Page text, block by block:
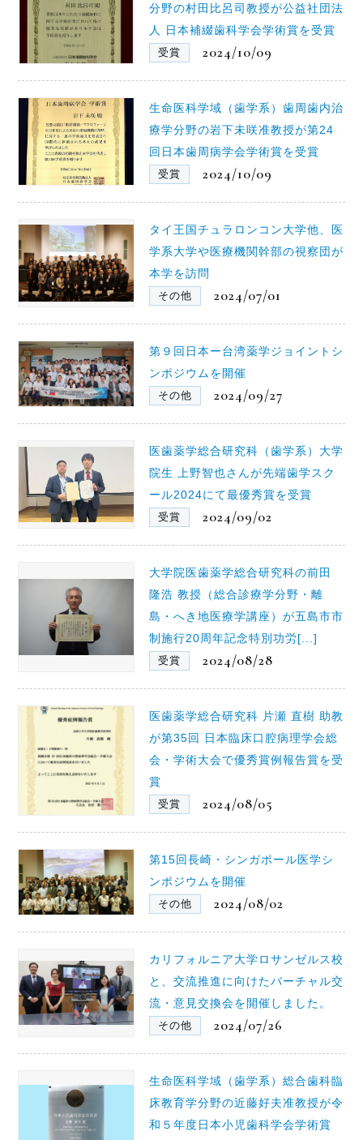
分野の村田比呂司教授が公益社団法
人 日本補綴歯科学会学術賞を受賞
受賞
2024/10/09
生命医科学域（歯学系）歯周歯内治
療学分野の岩下未咲准教授が第24
回日本歯周病学会学術賞を受賞
受賞
2024/10/09
タイ王国チュラロンコン大学他、医
学系大学や医療機関幹部の視察団が
本学を訪問
その他
2024/07/01
第９回日本ー台湾薬学ジョイントシ
ンポジウムを開催
その他
2024/09/27
医歯薬学総合研究科（歯学系）大学
院生 上野智也さんが先端歯学スク
ール2024にて最優秀賞を受賞
受賞
2024/09/02
大学院医歯薬学総合研究科の前田
隆浩 教授（総合診療学分野・離
島・へき地医療学講座）が五島市市
制施行20周年記念特別功労[...]
受賞
2024/08/28
医歯薬学総合研究科 片瀬 直樹 助教
が第35回 日本臨床口腔病理学会総
会・学術大会で優秀賞例報告賞を受
賞
受賞
2024/08/05
第15回長崎・シンガポール医学シ
ンポジウムを開催
その他
2024/08/02
カリフォルニア大学ロサンゼルス校
と、交流推進に向けたバーチャル交
流・意見交換会を開催しました。
その他
2024/07/26
生命医科学域（歯学系）総合歯科臨
床教育学分野の近藤好夫准教授が令
和５年度日本小児歯科学会学術賞